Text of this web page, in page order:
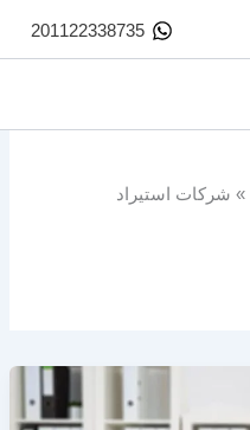
201122338735
شركات استيراد